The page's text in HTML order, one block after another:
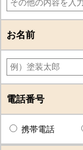
お名前
電話番号
携帯電話